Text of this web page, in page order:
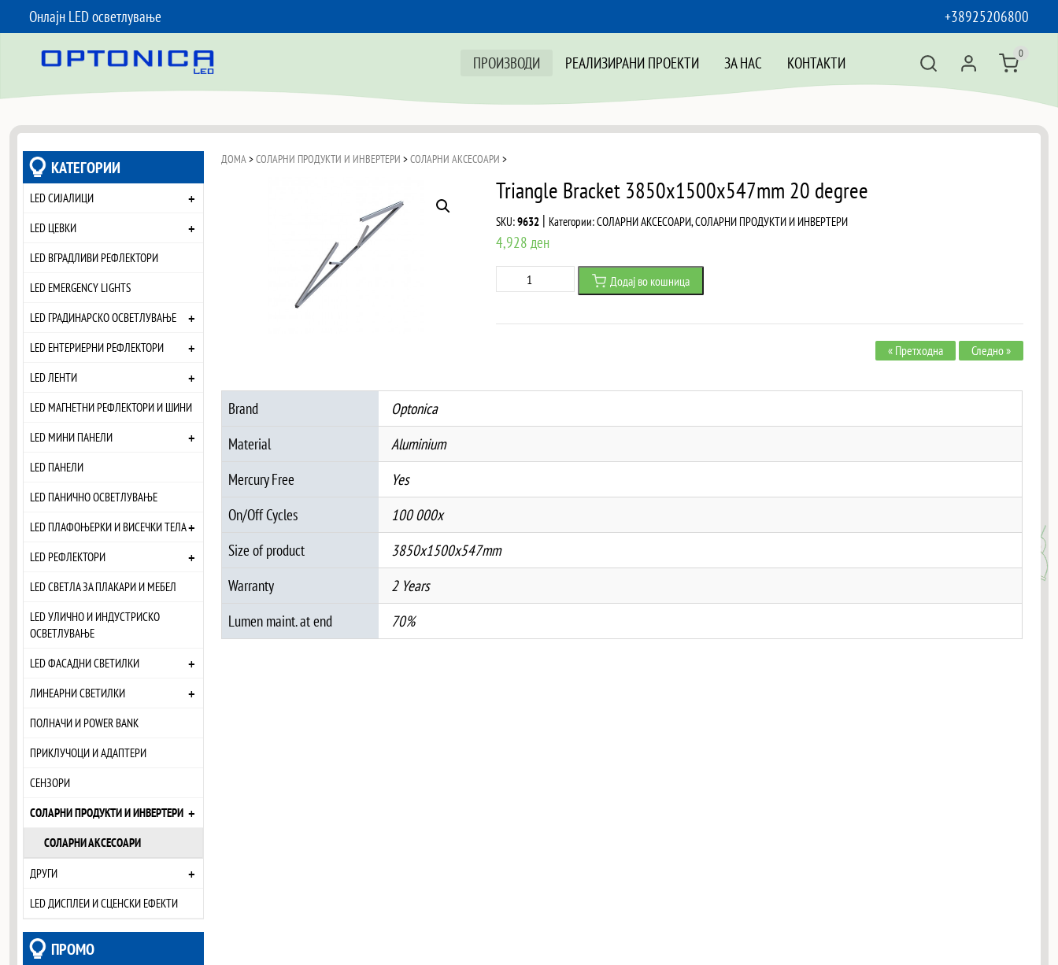
Онлајн LED осветлување
+38925206800
ПРОИЗВОДИ
РЕАЛИЗИРАНИ ПРОЕКТИ ЗА НАС КОНТАКТИ 0
КАТЕГОРИИ
LED СИЈАЛИЦИ +
LED ЦЕВКИ +
LED ВГРАДЛИВИ РЕФЛЕКТОРИ
LED EMERGENCY LIGHTS
LED ГРАДИНАРСКО ОСВЕТЛУВАЊЕ
+
LED ЕНТЕРИЕРНИ РЕФЛЕКТОРИ +
LED ЛЕНТИ +
LED МАГНЕТНИ РЕФЛЕКТОРИ И ШИНИ
LED МИНИ ПАНЕЛИ
+
LED ПАНЕЛИ
LED ПАНИЧНО ОСВЕТЛУВАЊЕ
LED ПЛАФОЊЕРКИ И ВИСЕЧКИ ТЕЛА+
LED РЕФЛЕКТОРИ +
LED СВЕТЛА ЗА ПЛАКАРИ И МЕБЕЛ
LED УЛИЧНО И ИНДУСТРИСКО
ОСВЕТЛУВАЊЕ
LED ФАСАДНИ СВЕТИЛКИ
+
ЛИНЕАРНИ СВЕТИЛКИ +
ПОЛНАЧИ И POWER BANK
ПРИКЛУЧОЦИ И АДАПТЕРИ
СЕНЗОРИ
СОЛАРНИ ПРОДУКТИ И ИНВЕРТЕРИ
СОЛАРНИ АКСЕСОАРИ
+
ДРУГИ +
LED ДИСПЛЕИ И СЦЕНСКИ ЕФЕКТИ
ПРОМО
ДОМА >СОЛАРНИ ПРОДУКТИ И ИНВЕРТЕРИ >СОЛАРНИ АКСЕСОАРИ >
Triangle Bracket 3850x1500x547mm 20 degree
SKU:9632 | Категории:СОЛАРНИ АКСЕСОАРИ,СОЛАРНИ ПРОДУКТИ И ИНВЕРТЕРИ
4,928ден
Triangle
Bracket
3850x1500x547mm
количина
Додај во кошница
« Претходна Следно »
Brand
Optonica
Material
Aluminium
Mercury Free
Yes
On/Off Cycles
100 000x
Size of product
3850x1500x547mm
Warranty
2 Years
Lumen maint. at end
70%